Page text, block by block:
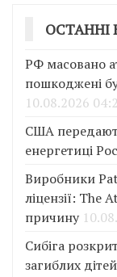
РФ масовано
пошкоджені
10.08.2026
США
енергетиці
Виробники
ліцензії: The
причину
Сибіга
загиблих